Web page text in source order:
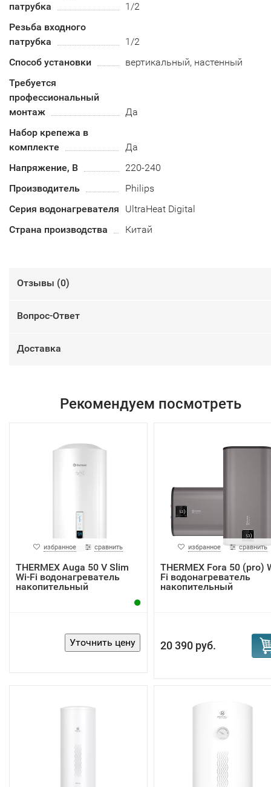
патрубка
1/2
Резьба входного
патрубка
1/2
Способ установки
вертикальный, настенный
Требуется
профессиональный
монтаж
Да
Набор крепежа в
комплекте
Да
Напряжение, В
220-240
Производитель
Philips
Серия водонагревателя
UltraHeat Digital
Страна производства
Китай
Отзывы (0)
Вопрос-Ответ
Доставка
Рекомендуем посмотреть
избранное сравнить
THERMEX Auga 50 V Slim
Wi-Fi водонагреватель
накопительный
избранное сравнить
THERMEX Fora 50 (pro)
Fi водонагреватель
накопительный
20 390 руб.